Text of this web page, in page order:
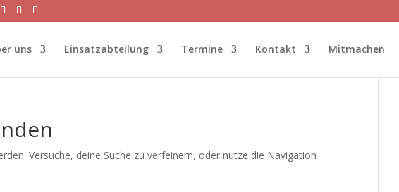
uns Einsatzabteilung Termine Kontakt Mitmachen
Versuche, deine Suche zu verfeinern, oder nutze die Navigation